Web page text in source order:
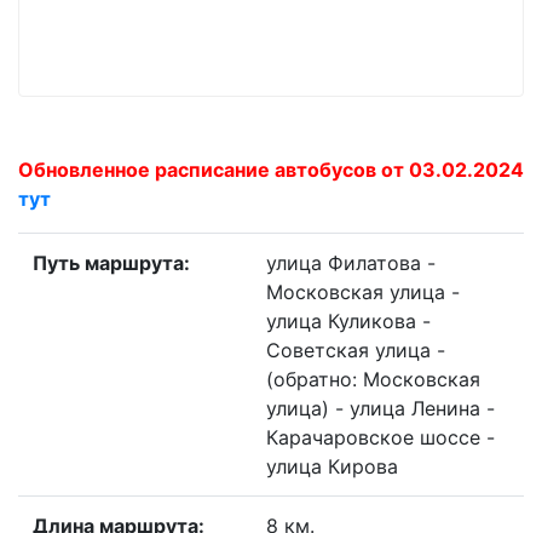
Обновленное расписание автобусов от 03.02.2024
тут
Путь маршрута:
улица Филатова -
Московская улица -
улица Куликова -
Советская улица -
(обратно: Московская
улица) - улица Ленина -
Карачаровское шоссе -
улица Кирова
Длина маршрута: 8 км.